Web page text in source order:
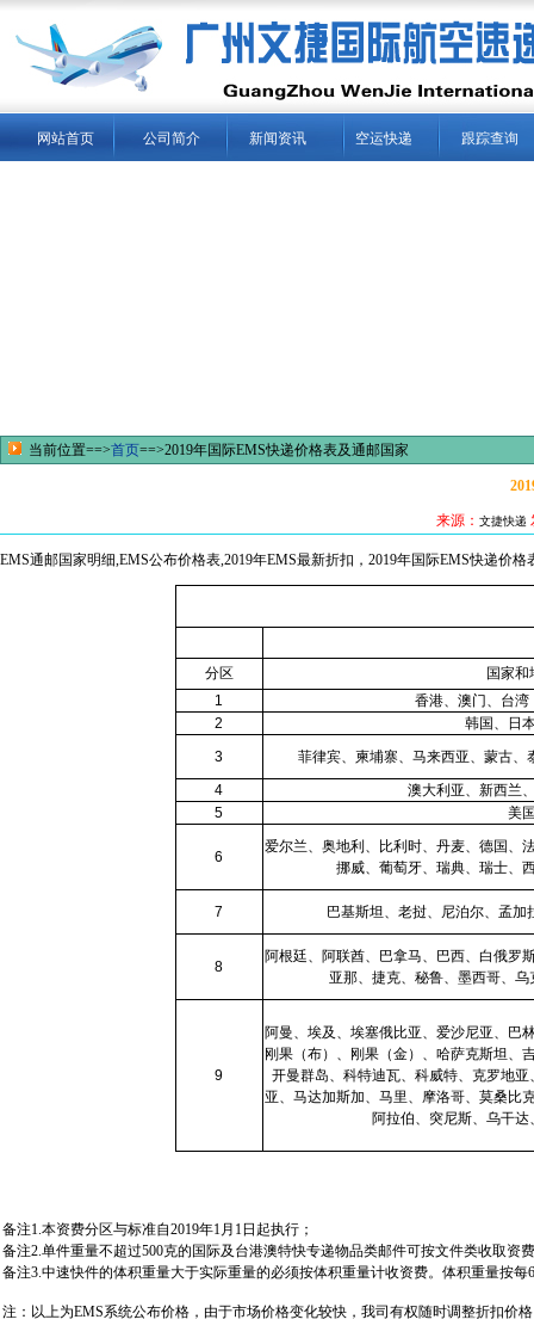
网站首页 公司简介 新闻资讯 空运快递 跟踪查询
当前位置==>首页==>2019年国际EMS快递价格表及通邮国家
来源： 文捷快递
EMS通邮国家明细,EMS公布价格表,2019年EMS最新折扣，2019年国际EMS快递价格
分区
国家和
1
香港、澳门、台湾
2
韩国、日
3
菲律宾、柬埔寨、马来西亚、蒙古
4
澳大利亚、新西兰
5
美
6
爱尔兰、奥地利、比利时、丹麦、德国、
挪威、葡萄牙、瑞典、瑞士、
7 巴基斯坦、老挝、尼泊尔、孟
8
阿根廷、阿联酋、巴拿马、巴西、白俄罗
亚那、捷克、秘鲁、墨西哥、
9
阿曼、埃及、埃塞俄比亚、爱沙尼亚、巴
刚果（布）、刚果（金）、哈萨克斯坦、
开曼群岛、科特迪瓦、科威特、克罗地
亚、马达加斯加、马里、摩洛哥、莫桑比
阿拉伯、突尼斯、乌干
备注1.本资费分区与标准自2019年1月1日起执行；
备注2.单件重量不超过500克的国际及台港澳特快专递物品类邮件可按文件类收取资
备注3.中速快件的体积重量大于实际重量的必须按体积重量计收资费。体积重量按
注：以上为EMS系统公布价格，由于市场价格变化较快，我司有权随时调整折扣价